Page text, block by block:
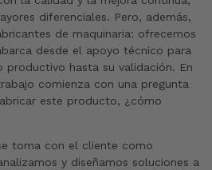
diferenciales. Pero, además,
de maquinaria: ofrecemos
desde el apoyo técnico para
productivo hasta su validación. En
comienza con una pregunta
este producto, ¿cómo
toma con el cliente como
y diseñamos soluciones a